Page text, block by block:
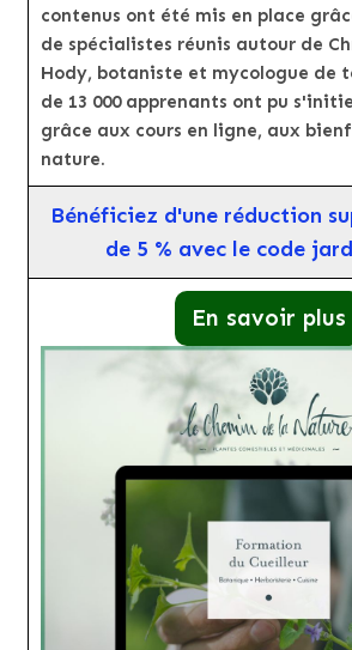
contenus ont été mis en place
de spécialistes réunis autour de
Hody, botaniste et mycologue de
de 13 000 apprenants ont pu
grâce aux cours en ligne, aux
nature.
Bénéficiez d'une réduction
de 5 % avec le code
En savoir plus